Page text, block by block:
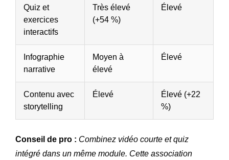
Quiz et
exercices
interactifs
Très élevé
(+54 %)
Élevé
Infographie
narrative
Moyen à
élevé
Élevé
Contenu avec
storytelling
Élevé
Élevé (+22
%)
Conseil de pro : Combinez vidéo courte et quiz
intégré dans un même module. Cette association